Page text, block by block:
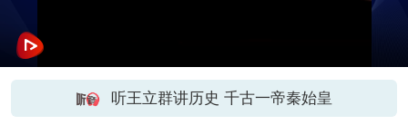
听王立群讲历史 千古一帝秦始皇